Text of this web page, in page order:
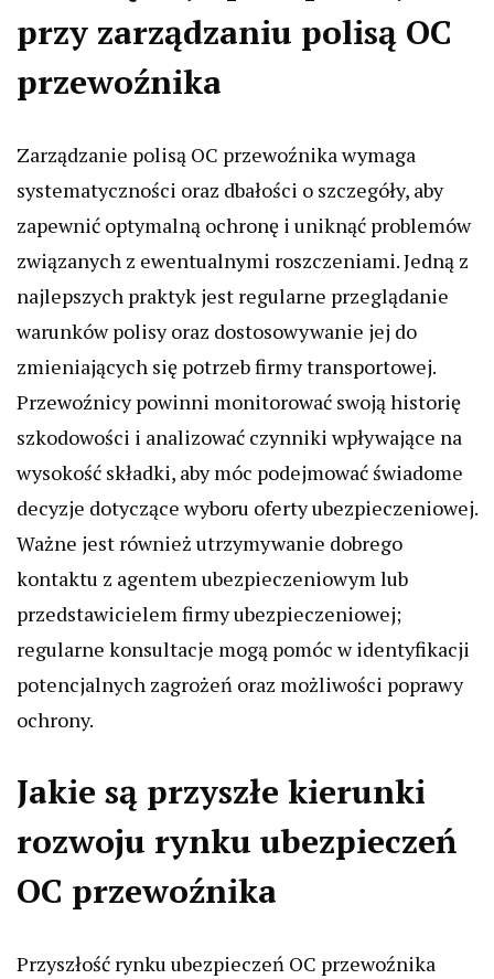
przy zarządzaniu polisą OC
przewoźnika
Zarządzanie polisą OC przewoźnika wymaga
systematyczności oraz dbałości o szczegóły, aby
zapewnić optymalną ochronę i uniknąć problemów
związanych z ewentualnymi roszczeniami. Jedną z
najlepszych praktyk jest regularne przeglądanie
warunków polisy oraz dostosowywanie jej do
zmieniających się potrzeb firmy transportowej.
Przewoźnicy powinni monitorować swoją historię
szkodowości i analizować czynniki wpływające na
wysokość składki, aby móc podejmować świadome
decyzje dotyczące wyboru oferty ubezpieczeniowej.
Ważne jest również utrzymywanie dobrego
kontaktu z agentem ubezpieczeniowym lub
przedstawicielem firmy ubezpieczeniowej;
regularne konsultacje mogą pomóc w identyfikacji
potencjalnych zagrożeń oraz możliwości poprawy
ochrony.
Jakie są przyszłe kierunki
rozwoju rynku ubezpieczeń
OC przewoźnika
Przyszłość rynku ubezpieczeń OC przewoźnika